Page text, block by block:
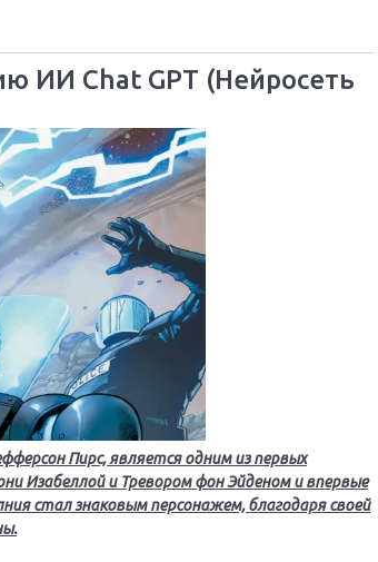
ИИ Chat GPT (Нейросеть
Пирс, является одним из первых
Изабеллой и Тревором фон Эйденом и впервые
стал знаковым персонажем, благодаря своей